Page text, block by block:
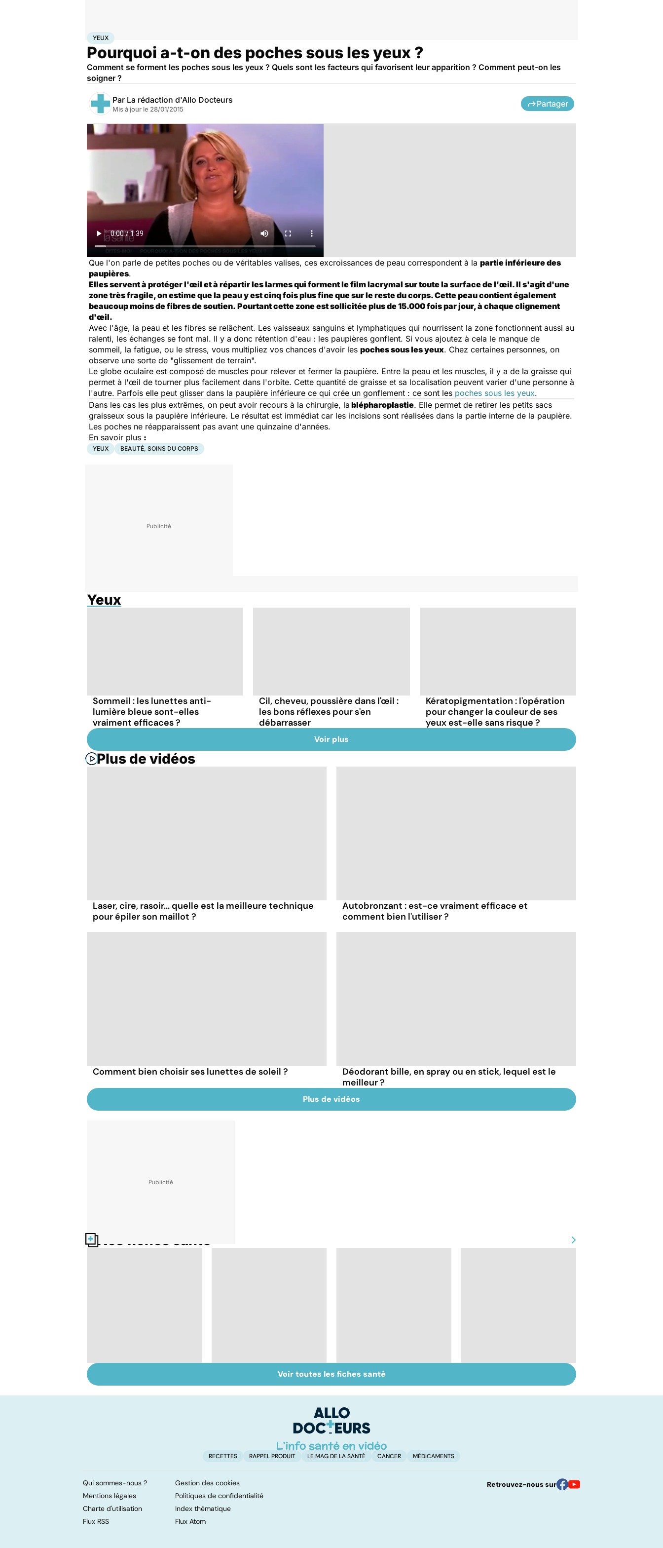
AccueilBien-être
YEUX
Pourquoi a-t-on des poches sous les yeux ?
Comment se forment les poches sous les yeux ? Quels sont les facteurs qui favorisent leur apparition ? Comment peut-on les
soigner ?
Par La rédaction d'Allo Docteurs
Mis à jour le 28/01/2015
Partager
Que l'on parle de petites poches ou de véritables valises, ces excroissances de peau correspondent à la partie inférieure des
paupières.
Elles servent à protéger l'œil et à répartir les larmes qui forment le film lacrymal sur toute la surface de l'œil. Il s'agit d'une
zone très fragile, on estime que la peau y est cinq fois plus fine que sur le reste du corps. Cette peau contient également
beaucoup moins de fibres de soutien. Pourtant cette zone est sollicitée plus de 15.000 fois par jour, à chaque clignement
d'œil.
Avec l'âge, la peau et les fibres se relâchent. Les vaisseaux sanguins et lymphatiques qui nourrissent la zone fonctionnent aussi au
ralenti, les échanges se font mal. Il y a donc rétention d'eau : les paupières gonflent. Si vous ajoutez à cela le manque de
sommeil, la fatigue, ou le stress, vous multipliez vos chances d'avoir les poches sous les yeux. Chez certaines personnes, on
observe une sorte de "glissement de terrain".
Le globe oculaire est composé de muscles pour relever et fermer la paupière. Entre la peau et les muscles, il y a de la graisse qui
permet à l'œil de tourner plus facilement dans l'orbite. Cette quantité de graisse et sa localisation peuvent varier d'une personne à
l'autre. Parfois elle peut glisser dans la paupière inférieure ce qui crée un gonflement : ce sont les poches sous les yeux.
Dans les cas les plus extrêmes, on peut avoir recours à la chirurgie, la blépharoplastie. Elle permet de retirer les petits sacs
graisseux sous la paupière inférieure. Le résultat est immédiat car les incisions sont réalisées dans la partie interne de la paupière.
Les poches ne réapparaissent pas avant une quinzaine d'années.
En savoir plus :
YEUX BEAUTÉ, SOINS DU CORPS
Yeux
Sommeil : les lunettes anti-
lumière bleue sont-elles
vraiment efficaces ?
Cil, cheveu, poussière dans l'œil :
les bons réflexes pour s'en
débarrasser
Kératopigmentation : l'opération
pour changer la couleur de ses
yeux est-elle sans risque ?
Voir plus
Plus de vidéos
Laser, cire, rasoir... quelle est la meilleure technique
pour épiler son maillot ?
Autobronzant : est-ce vraiment efficace et
comment bien l'utiliser ?
Comment bien choisir ses lunettes de soleil ?
Déodorant bille, en spray ou en stick, lequel est le
meilleur ?
Plus de vidéos
Nos fiches santé
kératite, uvéite :
Presbytie : pourquoi
choisir de se faire
Mieux dépister la
DMLA
infections
Voir toutes les fiches santé
RECETTES RAPPEL PRODUIT LE MAG DE LA SANTÉ CANCER MÉDICAMENTS
Qui sommes-nous ?
Gestion des cookies
Mentions légales
Politiques de confidentialité
Charte d'utilisation
Index thématique
Flux RSS
Flux Atom
Retrouvez-nous sur